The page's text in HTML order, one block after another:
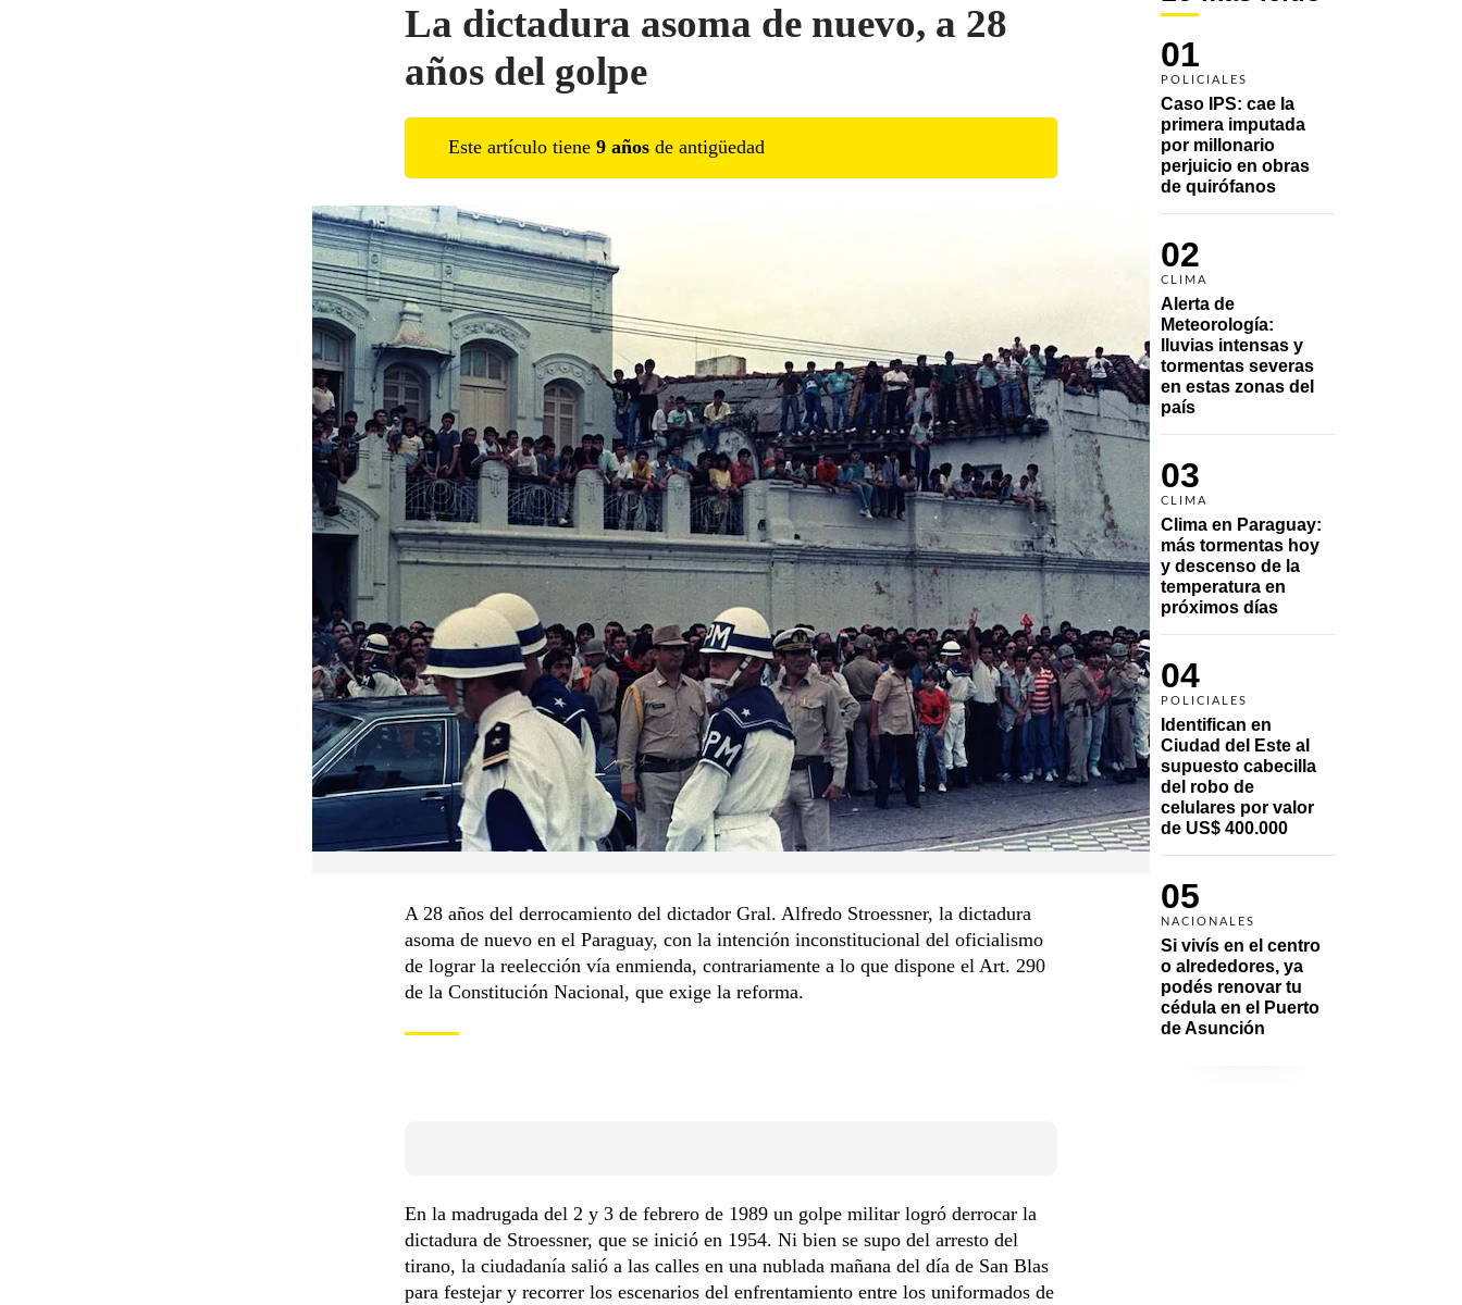
01
POLICIALES
Caso IPS: cae la
primera imputada
por millonario
perjuicio en obras
de quirófanos
02
CLIMA
Alerta de
Meteorología:
lluvias intensas y
tormentas severas
en estas zonas del
país
03
CLIMA
Clima en Paraguay:
más tormentas hoy
y descenso de la
temperatura en
próximos días
04
POLICIALES
Identifican en
Ciudad del Este al
supuesto cabecilla
del robo de
celulares por valor
de US$ 400.000
05
NACIONALES
Si vivís en el centro
o alrededores, ya
podés renovar tu
cédula en el Puerto
de Asunción
La dictadura asoma de nuevo, a 28
años del golpe
Este artículo tiene 9 años de antigüedad
A 28 años del derrocamiento del dictador Gral. Alfredo Stroessner, la dictadura
asoma de nuevo en el Paraguay, con la intención inconstitucional del oficialismo
de lograr la reelección vía enmienda, contrariamente a lo que dispone el Art. 290
de la Constitución Nacional, que exige la reforma.
En la madrugada del 2 y 3 de febrero de 1989 un golpe militar logró derrocar la
dictadura de Stroessner, que se inició en 1954. Ni bien se supo del arresto del
tirano, la ciudadanía salió a las calles en una nublada mañana del día de San Blas
para festejar y recorrer los escenarios del enfrentamiento entre los uniformados de